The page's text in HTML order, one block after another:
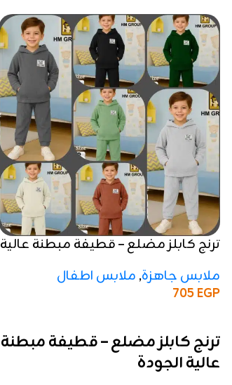
ترنج كابلز مضلع – قطيفة مبطنة عالية
ملابس جاهزة, ملابس اطفال
705EGP
ترنج كابلز مضلع – قطيفة مبطنة
عالية الجودة